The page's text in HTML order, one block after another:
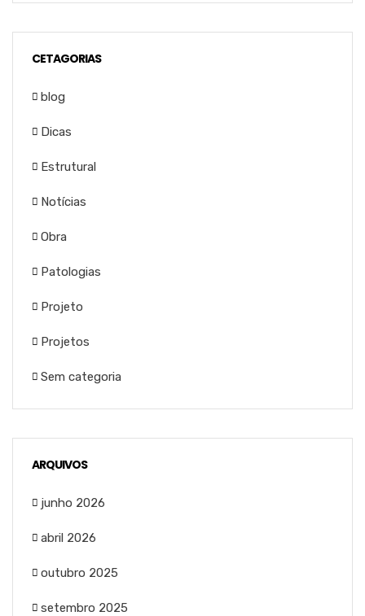
CETAGORIAS
blog
Dicas
Estrutural
Notícias
Obra
Patologias
Projeto
Projetos
Sem categoria
ARQUIVOS
junho 2026
abril 2026
outubro 2025
setembro 2025